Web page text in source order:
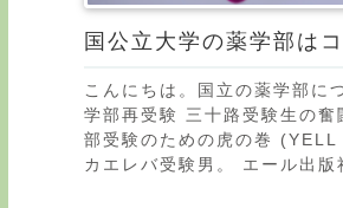
国公立大学の薬学部は
こんにちは。国立の薬学部に
学部再受験 三十路受験生の
部受験のための虎の巻
カエレバ受験男。 エール出